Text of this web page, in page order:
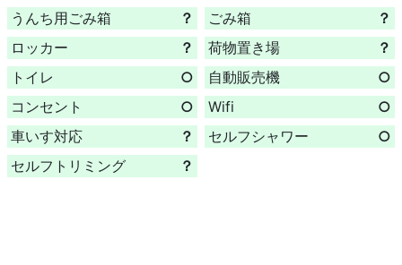
うんち用ごみ箱 ？ ごみ箱
？
ロッカー
？ 荷物置き場
？
トイレ
○ 自動販売機
○
コンセント
○ Wifi
○
車いす対応
？ セルフシャワー
○
セルフトリミング
？